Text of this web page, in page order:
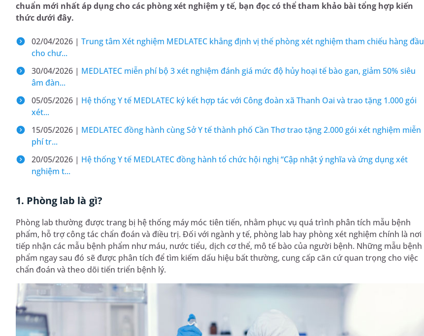
chuẩn mới nhất áp dụng cho các phòng xét nghiệm y tế, bạn đọc có thể tham khảo bài tổng hợp kiến
thức dưới đây.
02/04/2026 | Trung tâm Xét nghiệm MEDLATEC khẳng định vị thế phòng xét nghiệm tham chiếu hàng đầu
cho chư...
30/04/2026 | MEDLATEC miễn phí bộ 3 xét nghiệm đánh giá mức độ hủy hoại tế bào gan, giảm 50% siêu
âm đàn...
05/05/2026 | Hệ thống Y tế MEDLATEC ký kết hợp tác với Công đoàn xã Thanh Oai và trao tặng 1.000 gói
xét...
15/05/2026 | MEDLATEC đồng hành cùng Sở Y tế thành phố Cần Thơ trao tặng 2.000 gói xét nghiệm miễn
phí tr...
20/05/2026 | Hệ thống Y tế MEDLATEC đồng hành tổ chức hội nghị “Cập nhật ý nghĩa và ứng dụng xét
nghiệm t...
1. Phòng lab là gì?
Phòng lab thường được trang bị hệ thống máy móc tiên tiến, nhằm phục vụ quá trình phân tích mẫu bệnh
phẩm, hỗ trợ công tác chẩn đoán và điều trị. Đối với ngành y tế, phòng lab hay phòng xét nghiệm chính là nơi
tiếp nhận các mẫu bệnh phẩm như máu, nước tiểu, dịch cơ thể, mô tế bào của người bệnh. Những mẫu bệnh
phẩm ngay sau đó sẽ được phân tích để tìm kiếm dấu hiệu bất thường, cung cấp căn cứ quan trọng cho việc
chẩn đoán và theo dõi tiến triển bệnh lý.